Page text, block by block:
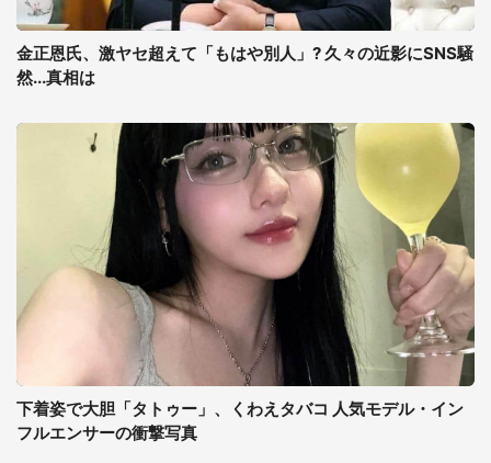
金正恩氏、激ヤセ超えて「もはや別人」? 久々の近影にSNS騒
然...真相は
下着姿で大胆「タトゥー」、くわえタバコ 人気モデル・イン
フルエンサーの衝撃写真